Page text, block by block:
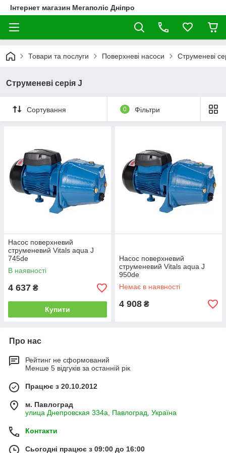
Інтернет магазин Мегаполіс Дніпро
Товари та послуги Поверхневі насоси Струменеві
Струменеві серія J
Сортування 0 Фільтри
Насос поверхневий
струменевий Vitals aqua J
745de
В наявності
4 637 ₴
Купити
Насос поверхневий
струменевий Vitals aqua J
950de
Немає в наявності
4 908 ₴
Про нас
Рейтинг не сформований
Менше 5 відгуків за останній рік
Працює з 20.10.2012
м. Павлоград
улица Днепровская 334а, Павлоград, Україна
Контакти
Сьогодні працює з 09:00 до 16:00